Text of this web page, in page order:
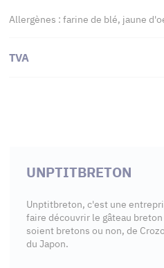
Allergènes : farine de blé, jaune
TVA
UNPTITBRETON
Unptitbreton, c'est une
faire découvrir le gâteau
soient bretons ou non, de
du Japon.